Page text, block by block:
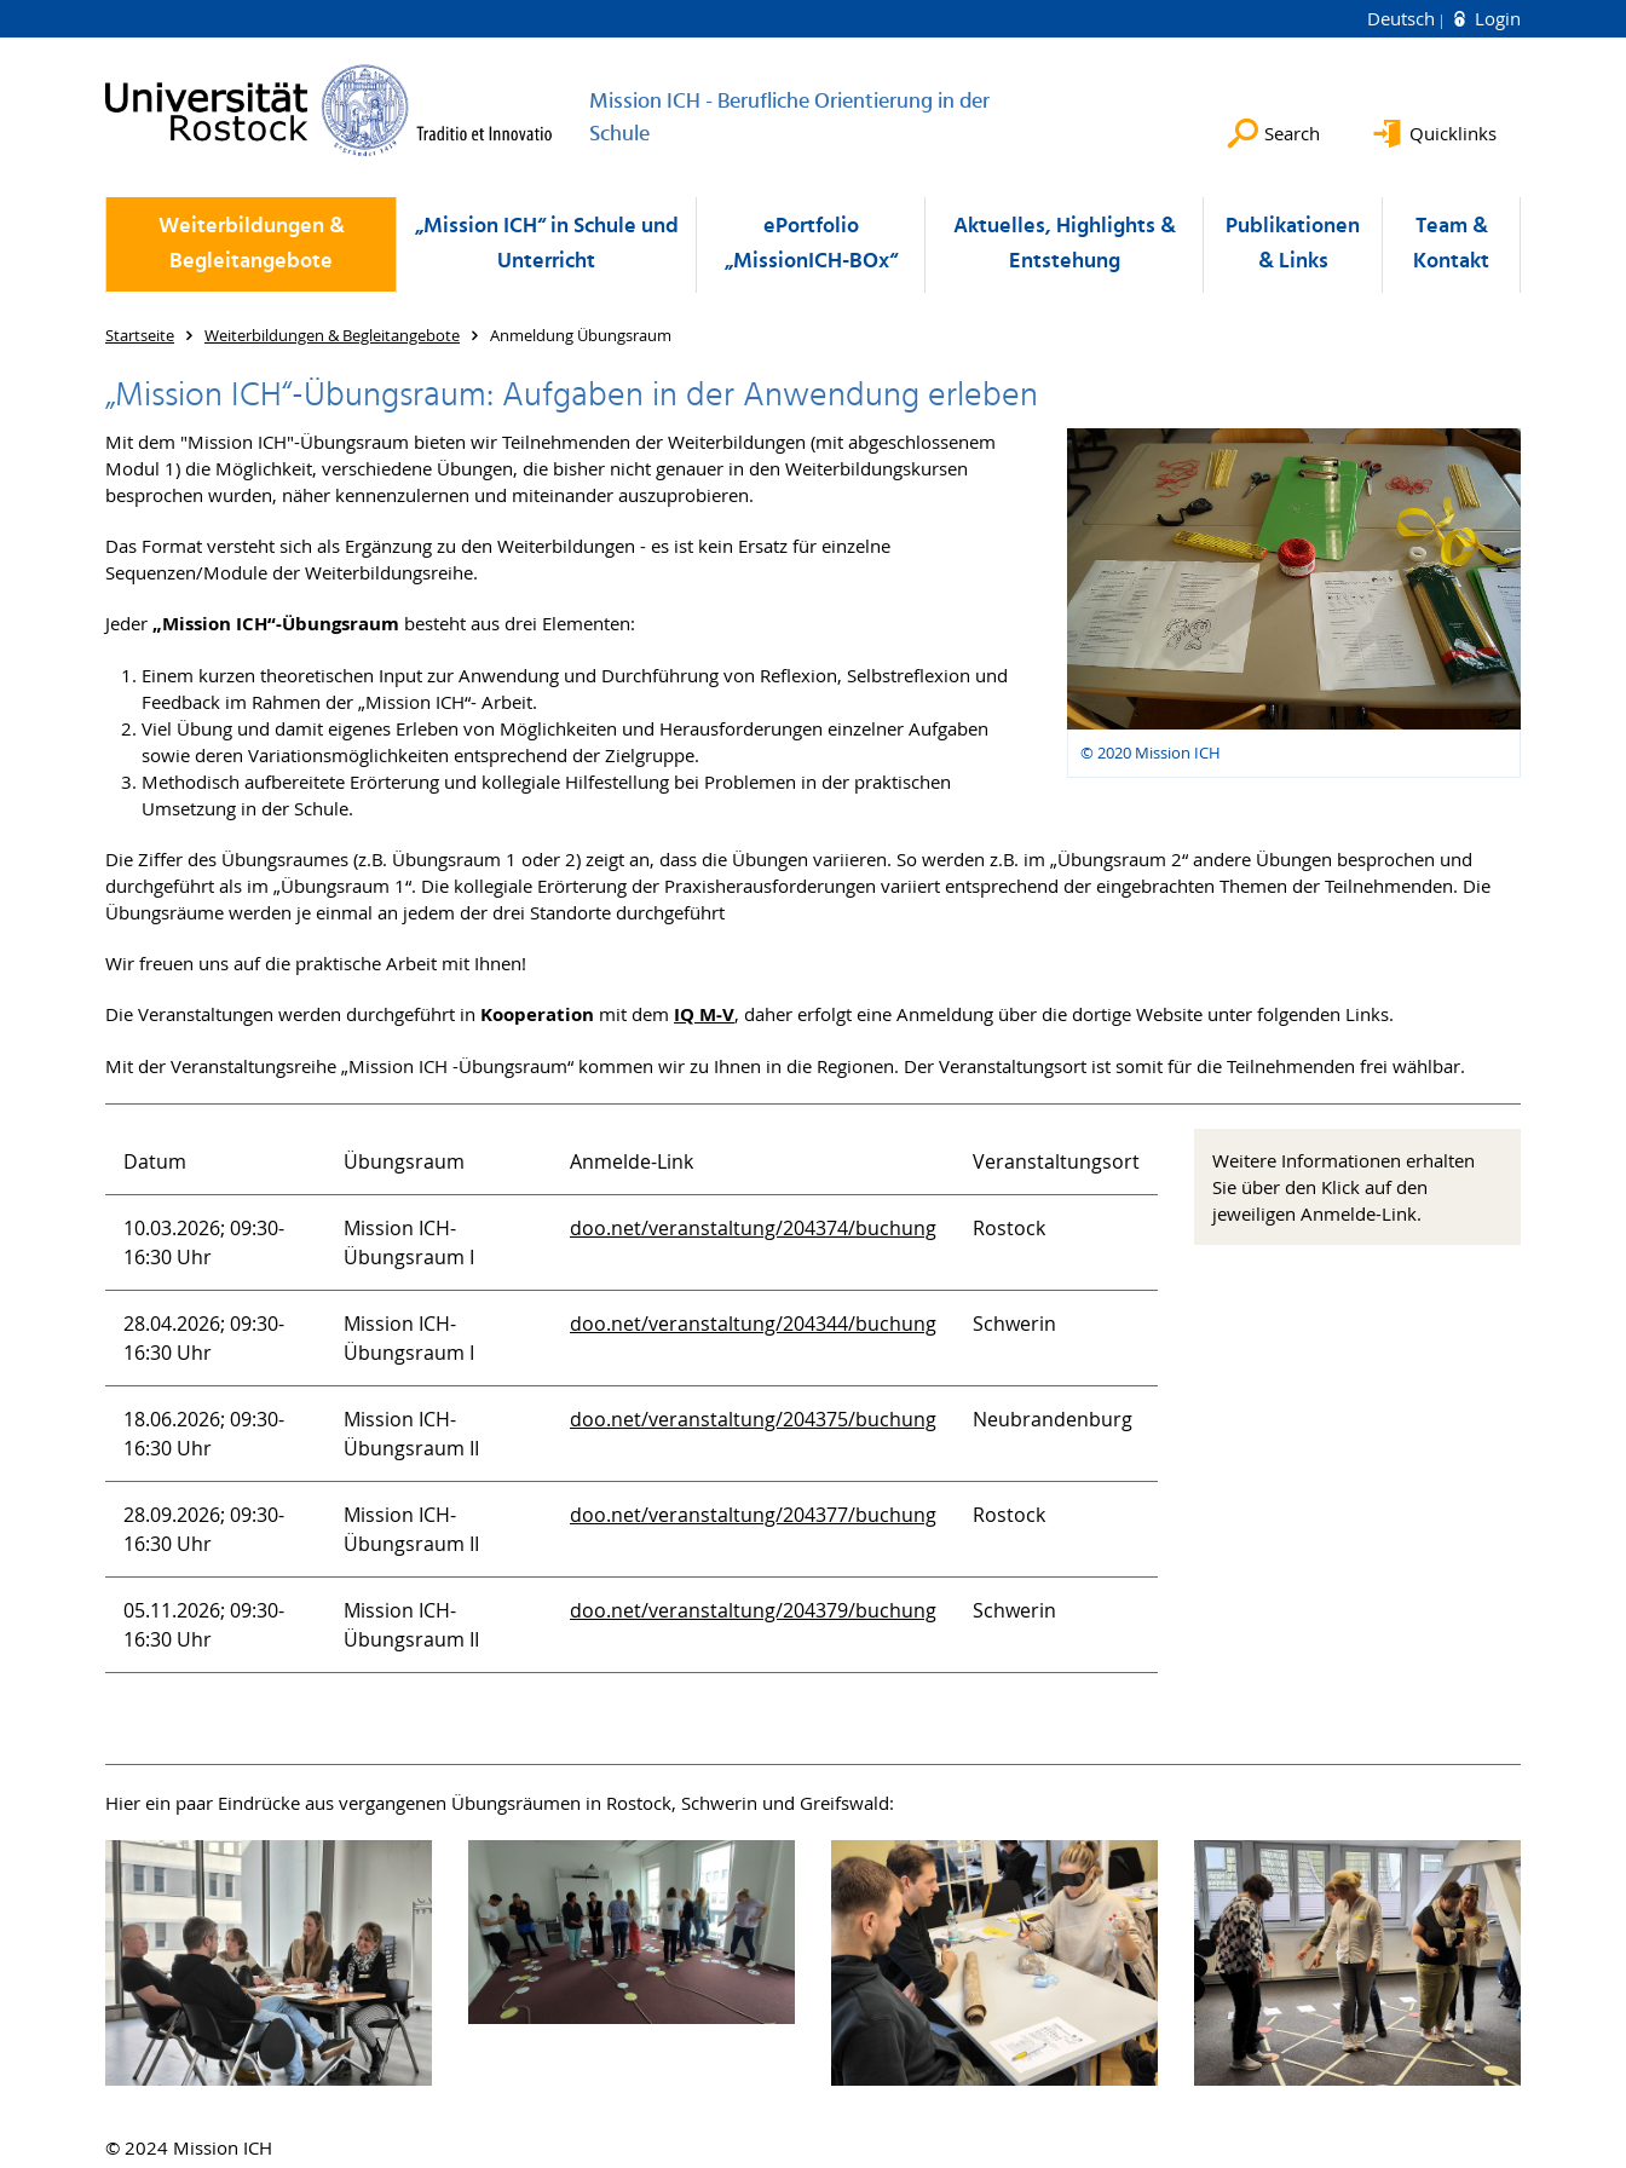
Deutsch Login
Mission ICH - Berufliche Orientierung in der
Schule
Search Quicklinks
Weiterbildungen &
Begleitangebote
„Mission ICH“ in Schule und
Unterricht
ePortfolio
„MissionICH-BOx“
Aktuelles, Highlights &
Entstehung
Publikationen
& Links
Team &
Kontakt
Startseite Weiterbildungen & Begleitangebote Anmeldung Übungsraum
„Mission ICH“-Übungsraum: Aufgaben in der Anwendung erleben
© 2020 Mission ICH
Mit dem "Mission ICH"-Übungsraum bieten wir Teilnehmenden der Weiterbildungen (mit abgeschlossenem
Modul 1) die Möglichkeit, verschiedene Übungen, die bisher nicht genauer in den Weiterbildungskursen
besprochen wurden, näher kennenzulernen und miteinander auszuprobieren.
Das Format versteht sich als Ergänzung zu den Weiterbildungen - es ist kein Ersatz für einzelne
Sequenzen/Module der Weiterbildungsreihe.
Jeder „Mission ICH“-Übungsraum besteht aus drei Elementen:
Einem kurzen theoretischen Input zur Anwendung und Durchführung von Reflexion, Selbstreflexion und
Feedback im Rahmen der „Mission ICH“- Arbeit.
Viel Übung und damit eigenes Erleben von Möglichkeiten und Herausforderungen einzelner Aufgaben
sowie deren Variationsmöglichkeiten entsprechend der Zielgruppe.
Methodisch aufbereitete Erörterung und kollegiale Hilfestellung bei Problemen in der praktischen
Umsetzung in der Schule.
Die Ziffer des Übungsraumes (z.B. Übungsraum 1 oder 2) zeigt an, dass die Übungen variieren. So werden z.B. im „Übungsraum 2“ andere Übungen besprochen und
durchgeführt als im „Übungsraum 1“. Die kollegiale Erörterung der Praxisherausforderungen variiert entsprechend der eingebrachten Themen der Teilnehmenden. Die
Übungsräume werden je einmal an jedem der drei Standorte durchgeführt
Wir freuen uns auf die praktische Arbeit mit Ihnen!
Die Veranstaltungen werden durchgeführt in Kooperation mit dem IQ M-V, daher erfolgt eine Anmeldung über die dortige Website unter folgenden Links.
Mit der Veranstaltungsreihe „Mission ICH -Übungsraum“ kommen wir zu Ihnen in die Regionen. Der Veranstaltungsort ist somit für die Teilnehmenden frei wählbar.
Datum Übungsraum Anmelde-Link Veranstaltungsort
10.03.2026; 09:30-
16:30 Uhr
Mission ICH-
Übungsraum I
doo.net/veranstaltung/204374/buchung Rostock
28.04.2026; 09:30-
16:30 Uhr
Mission ICH-
Übungsraum I
doo.net/veranstaltung/204344/buchung Schwerin
18.06.2026; 09:30-
16:30 Uhr
Mission ICH-
Übungsraum II
doo.net/veranstaltung/204375/buchung Neubrandenburg
28.09.2026; 09:30-
16:30 Uhr
Mission ICH-
Übungsraum II
doo.net/veranstaltung/204377/buchung Rostock
05.11.2026; 09:30-
16:30 Uhr
Mission ICH-
Übungsraum II
doo.net/veranstaltung/204379/buchung Schwerin
Weitere Informationen erhalten
Sie über den Klick auf den
jeweiligen Anmelde-Link.
Hier ein paar Eindrücke aus vergangenen Übungsräumen in Rostock, Schwerin und Greifswald:
© 2024 Mission ICH